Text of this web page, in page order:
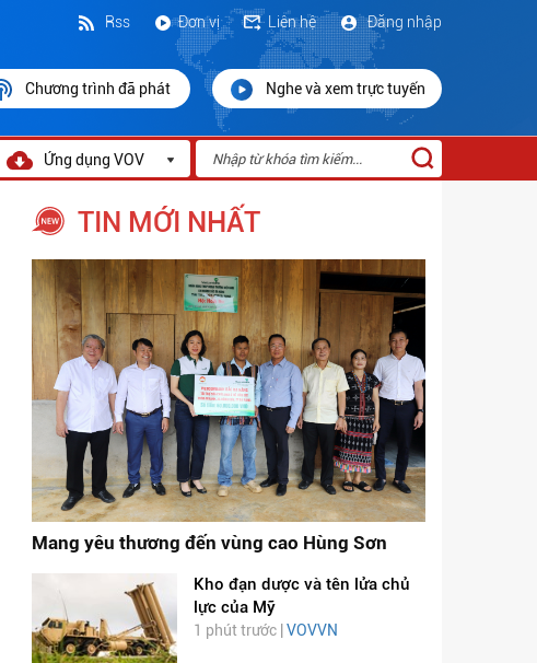
Đăng nhập
Liên hệ
Đơn vị
Rss
Chương trình đã phát Nghe và xem trực tuyến
Ứng dụng VOV
TIN MỚI NHẤT
Mang yêu thương đến vùng cao Hùng Sơn
Kho đạn dược và tên lửa chủ
lực của Mỹ
1 phút trước | VOVVN